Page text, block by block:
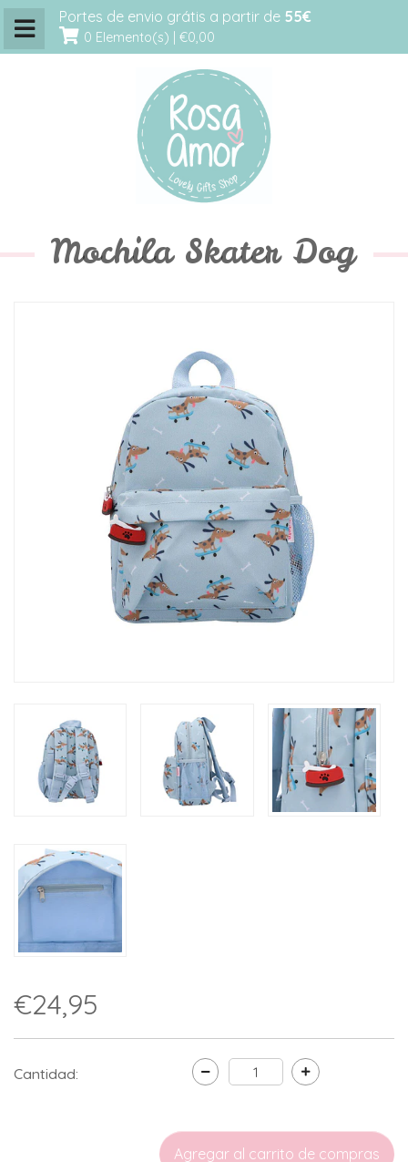
Portes de envio grátis a partir de 55€
0 Elemento(s) | €0,00
Mochila Skater Dog
€24,95
Cantidad: